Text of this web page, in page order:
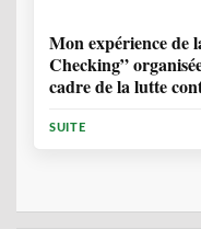
Mon expérience de
Checking”
cadre de la lutte
SUITE